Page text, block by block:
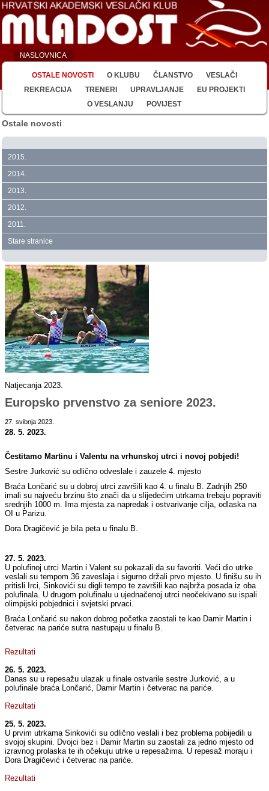
NASLOVNICA
OSTALE NOVOSTI O KLUBU ČLANSTVO
VESLAČI
REKREACIJA
TRENERI UPRAVLJANJE
EU PROJEKTI
O VESLANJU
POVIJEST
Ostale novosti
2015.
2014.
2013.
2012.
2011.
Stare stranice
Natjecanja 2023.
Europsko prvenstvo za seniore 2023.
27. svibnja 2023.
28. 5. 2023.
Čestitamo Martinu i Valentu na vrhunskoj utrci i novoj pobjedi!
Sestre Jurković su odlično odveslale i zauzele 4. mjesto
Braća Lončarić su u dobroj utrci završili kao 4. u finalu B. Zadnjih 250
imali su najveću brzinu što znači da u slijedećim utrkama trebaju popraviti
srednjih 1000 m. Ima mjesta za napredak i ostvarivanje cilja, odlaska na
OI u Parizu.
Dora Dragičević je bila peta u finalu B.
27. 5. 2023.
U polufinoj utrci Martin i Valent su pokazali da su favoriti. Veći dio utrke
veslali su tempom 36 zaveslaja i sigurno držali prvo mjesto. U finišu su ih
pritisli Irci, Sinkovići su digli tempo te završili kao najbrža posada iz oba
polufinala. U drugom polufinalu u ujednačenoj utrci neočekivano su ispali
olimpijski pobjednici i svjetski prvaci.
Braća Lončarić su nakon dobrog početka zaostali te kao Damir Martin i
četverac na pariće sutra nastupaju u finalu B.
Rezultati
26. 5. 2023.
Danas su u repesažu ulazak u finale ostvarile sestre Jurković, a u
polufinale braća Lončarić, Damir Martin i četverac na pariće.
Rezultati
25. 5. 2023.
U prvim utrkama Sinkovići su odlično veslali i bez problema pobijedili u
svojoj skupini. Dvojci bez i Damir Martin su zaostali za jedno mjesto od
izravnog prolaska te ih očekuju utrke u repesažima. U repesaž moraju i
Dora Dragičević i četverac na pariće.
Rezultati